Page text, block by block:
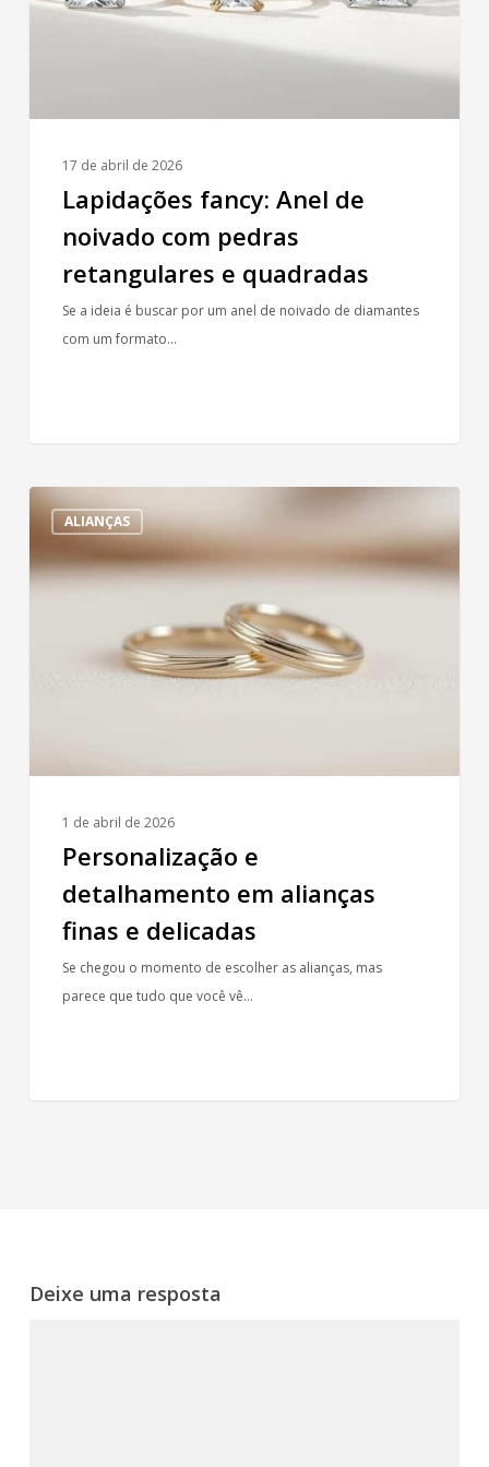
pedras
17 de abril de 2026
Lapidações fancy: Anel de
noivado com pedras
retangulares e quadradas
Se a ideia é buscar por um anel de noivado de diamantes
com um formato…
ALIANÇAS
Personalização
detalhamento
em
1 de abril de 2026
Personalização e
detalhamento em alianças
finas e delicadas
Se chegou o momento de escolher as alianças, mas
parece que tudo que você vê…
Deixe uma resposta